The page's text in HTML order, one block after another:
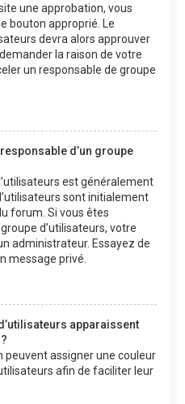
une approbation, vous
bouton approprié. Le
devra alors approuver
la raison de votre
un responsable de groupe
d’un groupe
est généralement
sont initialement
forum. Si vous êtes
d’utilisateurs, votre
administrateur. Essayez de
message privé.
apparaissent
assigner une couleur
afin de faciliter leur